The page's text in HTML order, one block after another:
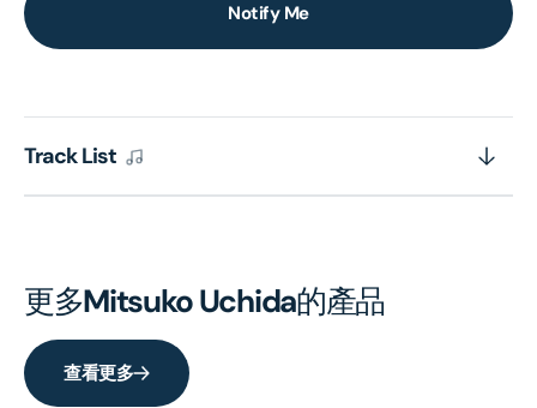
Notify Me
Track List
更多Mitsuko Uchida的產品
查看更多